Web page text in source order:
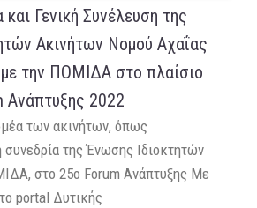
Γενική Συνέλευση της
Ακινήτων Νομού Αχαΐας
την ΠΟΜΙΔΑ στο πλαίσιο
Ανάπτυξης 2022
των ακινήτων, όπως
της Ένωσης Ιδιοκτητών
στο 25ο Forum Ανάπτυξης Με
portal Δυτικής